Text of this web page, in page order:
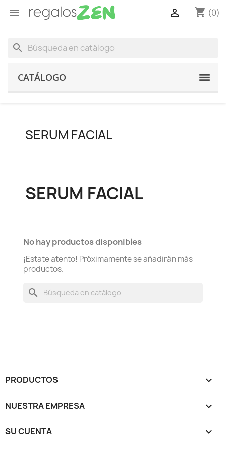
 shopping_cart (0)

search
CATÁLOGO
SERUM FACIAL
SERUM FACIAL
No hay productos disponibles
¡Estate atento! Próximamente se añadirán más
productos.
search
PRODUCTOS 
NUESTRA EMPRESA 
SU CUENTA 